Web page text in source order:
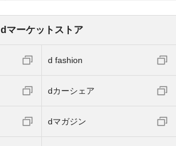
dマーケットストア
d fashion
dカーシェア
dマガジン